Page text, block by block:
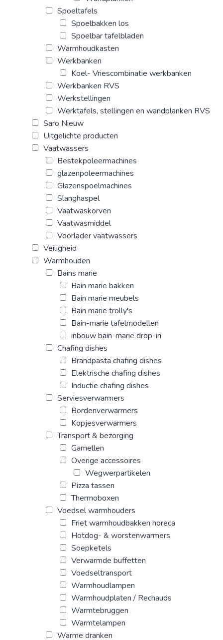
Spoeltafels
Spoelbakken los
Spoelbar tafelbladen
Warmhoudkasten
Werkbanken
Koel- Vriescombinatie werkbanken
Werkbanken RVS
Werkstellingen
Werktafels, stellingen en wandplanken RVS
Saro Nieuw
Uitgelichte producten
Vaatwassers
Bestekpoleermachines
glazenpoleermachines
Glazenspoelmachines
Slanghaspel
Vaatwaskorven
Vaatwasmiddel
Voorlader vaatwassers
Veiligheid
Warmhouden
Bains marie
Bain marie bakken
Bain marie meubels
Bain marie trolly's
Bain-marie tafelmodellen
inbouw bain-marie drop-in
Chafing dishes
Brandpasta chafing dishes
Elektrische chafing dishes
Inductie chafing dishes
Serviesverwarmers
Bordenverwarmers
Kopjesverwarmers
Transport & bezorging
Gamellen
Overige accessoires
Wegwerpartikelen
Pizza tassen
Thermoboxen
Voedsel warmhouders
Friet warmhoudbakken horeca
Hotdog- & worstenwarmers
Soepketels
Verwarmde buffetten
Voedseltransport
Warmhoudlampen
Warmhoudplaten / Rechauds
Warmtebruggen
Warmtelampen
Warme dranken